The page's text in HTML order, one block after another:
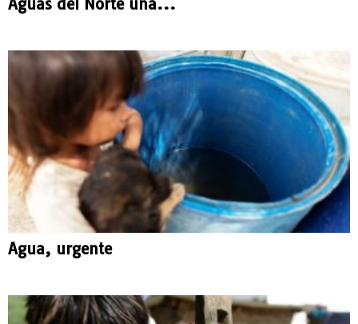
Agua, urgente